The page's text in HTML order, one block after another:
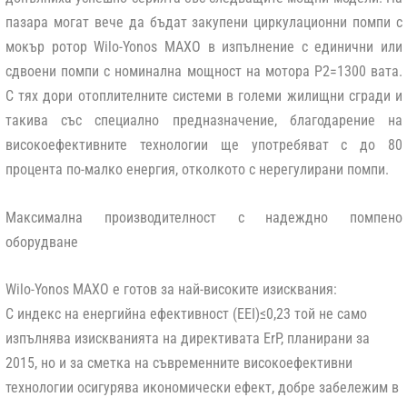
пазара могат вече да бъдат закупени циркулационни помпи с
мокър ротор Wilo-Yonos MАXO в изпълнение с единични или
сдвоени помпи с номинална мощност на мотора P2=1300 вата.
С тях дори отоплителните системи в големи жилищни сгради и
такива със специално предназначение, благодарение на
високоефективните технологии ще употребяват с до 80
процента по-малко енергия, отколкото с нерегулирани помпи.
Максимална производителност с надеждно помпено
оборудване
Wilo-Yonos MAXO е готов за най-високите изисквания:
С индекс на енергийна ефективност (EEI)≤0,23 той не само
изпълнява изискванията на директивата ErP, планирани за
2015, но и за сметка на съвременните високоефективни
технологии осигурява икономически ефект, добре забележим в